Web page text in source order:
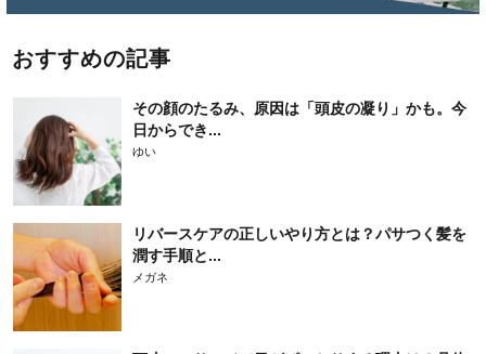
おすすめの記事
その顔のたるみ、原因は「頭皮の凝り」かも。今
日からでき...
ゆい
リバースケアの正しいやり方とは？パサつく髪を
潤す手順と...
メガネ